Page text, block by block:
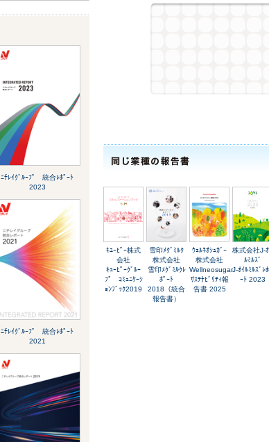
ﾆﾁﾚｲｸﾞﾙｰﾌﾟ 統合ﾚﾎﾟｰﾄ
2023
ﾆﾁﾚｲｸﾞﾙｰﾌﾟ 統合ﾚﾎﾟｰﾄ
2021
ｷﾕｰﾋﾟｰ株式
会社
ｷﾕｰﾋﾟｰｸﾞﾙｰ
ﾌﾟ ｺﾐｭﾆｹｰｼ
ｮﾝﾌﾞｯｸ2019
雪印ﾒｸﾞﾐﾙｸ
株式会社
雪印ﾒｸﾞﾐﾙｸﾚ
ﾎﾟｰﾄ
2018（統合
報告書）
ｳｪﾙﾈｵｼｭｶﾞｰ
株式会社
Wellneosugar
ｻｽﾃﾅﾋﾞﾘﾃｨ報
告書 2025
株式会社J-
ﾙﾐﾙｽﾞ
J-ｵｲﾙﾐﾙｽﾞﾚ
ｰﾄ 2023